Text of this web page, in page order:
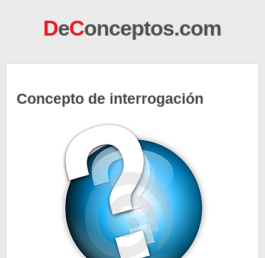
DeConceptos.com
Concepto de interrogación